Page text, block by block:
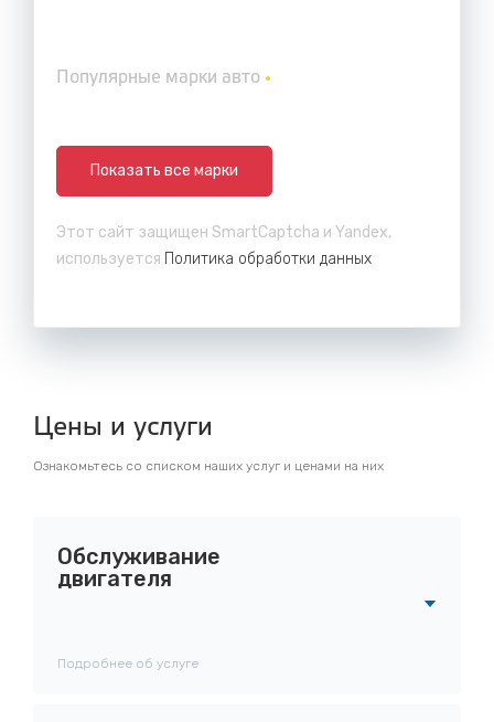
Популярные марки авто
Показать все марки
Этот сайт защищен SmartCaptcha и Yandex,
используется Политика обработки данных
Цены и услуги
Ознакомьтесь со списком наших услуг и ценами на них
Обслуживание
двигателя
Подробнее об услуге